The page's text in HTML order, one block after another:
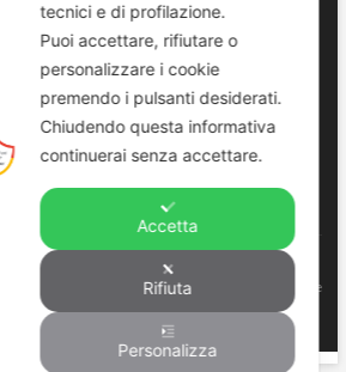
pre-iscrizioni al 6° Convegno Regionale
Polizia Locale di Spoltore salva un
mare
to ANVU – Regione Sicilia
Privacy e
tecnici e di profilazione.
Puoi accettare, rifiutare o
personalizzare i cookie
premendo i pulsanti desiderati.
Chiudendo questa informativa
continuerai senza accettare.
Accetta
Rifiuta
Personalizza